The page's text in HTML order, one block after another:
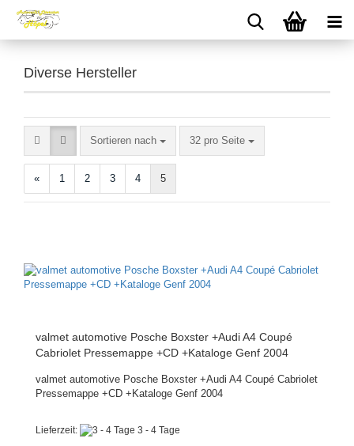
Diverse Hersteller
Sortieren nach
Sortieren nach 32 pro Seite
pro Seite
« 1 2 3 4 5
valmet automotive Posche Boxster +Audi A4 Coupé
Cabriolet Pressemappe +CD +Kataloge Genf 2004
valmet automotive Posche Boxster +Audi A4 Coupé Cabriolet
Pressemappe +CD +Kataloge Genf 2004
Lieferzeit: 3 - 4 Tage